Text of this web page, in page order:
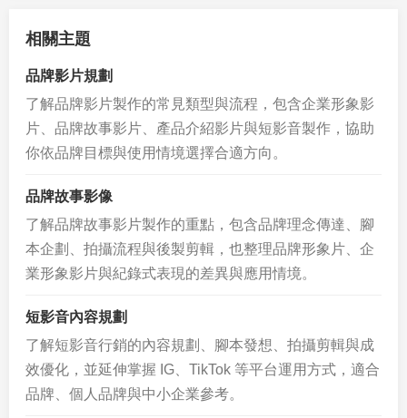
相關主題
品牌影片規劃
了解品牌影片製作的常見類型與流程，包含企業形象影
片、品牌故事影片、產品介紹影片與短影音製作，協助
你依品牌目標與使用情境選擇合適方向。
品牌故事影像
了解品牌故事影片製作的重點，包含品牌理念傳達、腳
本企劃、拍攝流程與後製剪輯，也整理品牌形象片、企
業形象影片與紀錄式表現的差異與應用情境。
短影音內容規劃
了解短影音行銷的內容規劃、腳本發想、拍攝剪輯與成
效優化，並延伸掌握 IG、TikTok 等平台運用方式，適合
品牌、個人品牌與中小企業參考。